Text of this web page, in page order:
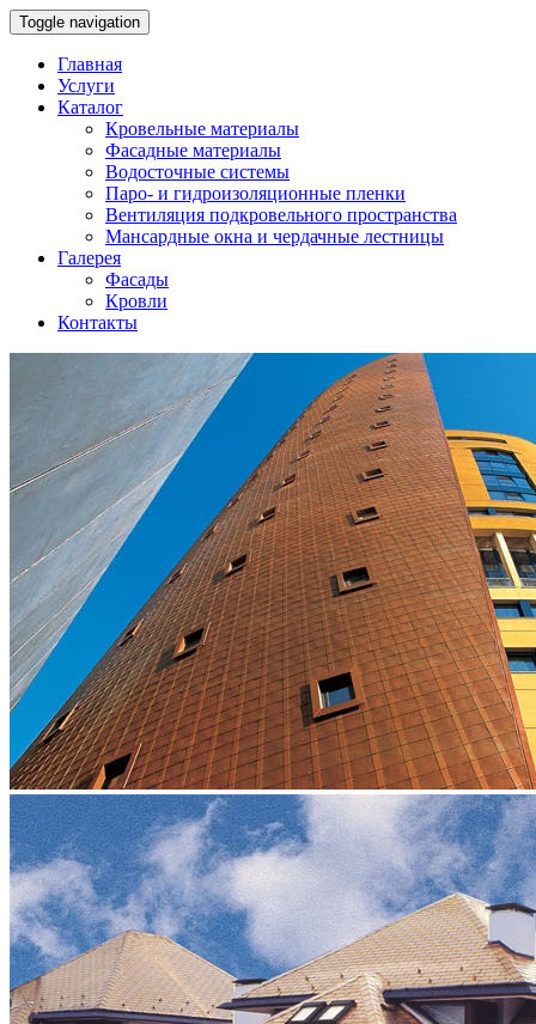
Toggle navigation
Главная
Услуги
Каталог
Кровельные материалы
Фасадные материалы
Водосточные системы
Паро- и гидроизоляционные пленки
Вентиляция подкровельного пространства
Мансардные окна и чердачные лестницы
Галерея
Фасады
Кровли
Контакты